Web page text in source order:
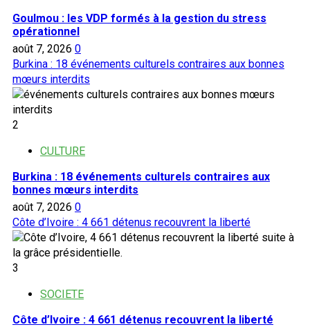
Goulmou : les VDP formés à la gestion du stress
opérationnel
août 7, 2026 0
Burkina : 18 événements culturels contraires aux bonnes
mœurs interdits
2
CULTURE
Burkina : 18 événements culturels contraires aux
bonnes mœurs interdits
août 7, 2026 0
Côte d’Ivoire : 4 661 détenus recouvrent la liberté
3
SOCIETE
Côte d’Ivoire : 4 661 détenus recouvrent la liberté